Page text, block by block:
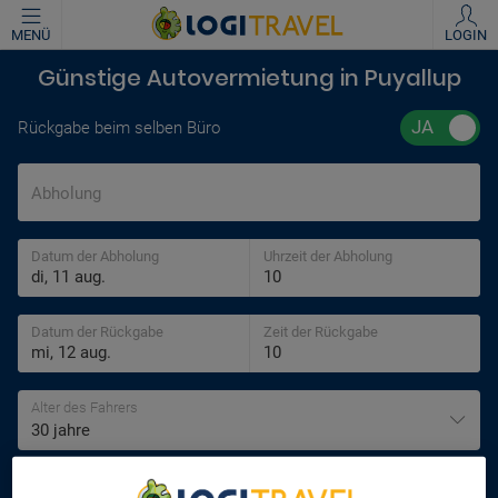
MENÜ LOGIN
Günstige Autovermietung in Puyallup
Rückgabe beim selben Büro
Abholung
Datum der Abholung Uhrzeit der Abholung
Datum der Rückgabe Zeit der Rückgabe
Alter des Fahrers
30 jahre